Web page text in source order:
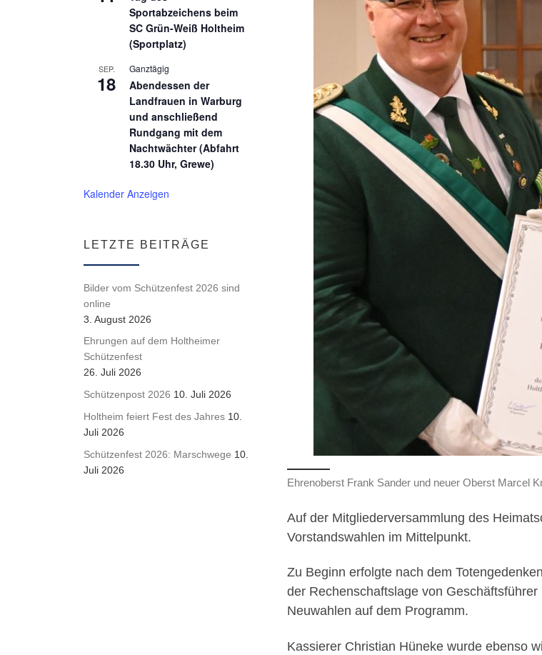
Ehrenoberst Frank Sander und neuer Oberst Marcel
Auf der Mitgliederversammlung des
Vorstandswahlen im Mittelpunkt.
Zu Beginn erfolgte nach dem
der Rechenschaftslage von
Neuwahlen auf dem Programm.
Kassierer Christian Hüneke wurde ebenso
Sportabzeichens beim
SC Grün-Weiß Holtheim
(Sportplatz)
SEP.
18
Ganztägig
Abendessen der
Landfrauen in Warburg
und anschließend
Rundgang mit dem
Nachtwächter (Abfahrt
18.30 Uhr, Grewe)
Kalender Anzeigen
LETZTE BEITRÄGE
Bilder vom Schützenfest 2026 sind
online
3. August 2026
Ehrungen auf dem Holtheimer
Schützenfest
26. Juli 2026
Schützenpost 2026 10. Juli 2026
Holtheim feiert Fest des Jahres 10.
Juli 2026
Schützenfest 2026: Marschwege 10.
Juli 2026